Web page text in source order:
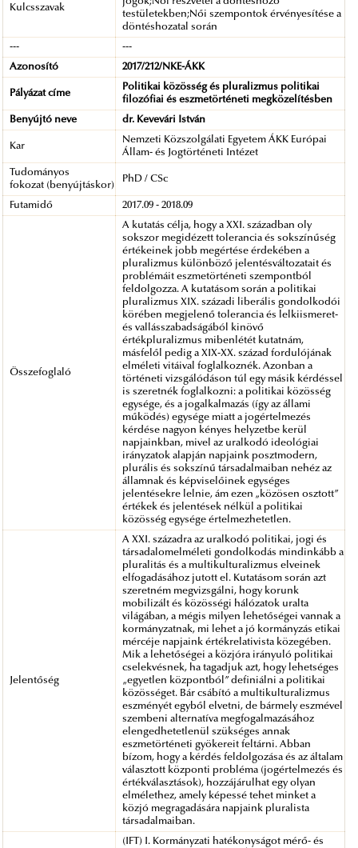
Kulcsszavak
testületekben;Női szempontok érvényesítése a
döntéshozatal során
--- ---
Azonosító 2017/212/NKE-ÁKK
Pályázat címe
Politikai közösség és pluralizmus politikai
filozófiai és eszmetörténeti megközelítésben
Benyújtó neve dr. Kevevári István
Kar
Nemzeti Közszolgálati Egyetem ÁKK Európai
Állam- és Jogtörténeti Intézet
Tudományos
fokozat (benyújtáskor)
PhD / CSc
Futamidő 2017.09 - 2018.09
Összefoglaló
A kutatás célja, hogy a XXI. században oly
sokszor megidézett tolerancia és sokszínűség
értékeinek jobb megértése érdekében a
pluralizmus különböző jelentésváltozatait és
problémáit eszmetörténeti szempontból
feldolgozza. A kutatásom során a politikai
pluralizmus XIX. századi liberális gondolkodói
körében megjelenő tolerancia és lelkiismeret-
és vallásszabadságából kinövő
értékpluralizmus mibenlétét kutatnám,
másfelől pedig a XIX-XX. század fordulójának
elméleti vitáival foglalkoznék. Azonban a
történeti vizsgálódáson túl egy másik kérdéssel
is szeretnék foglalkozni: a politikai közösség
egysége, és a jogalkalmazás (így az állami
működés) egysége miatt a jogértelmezés
kérdése nagyon kényes helyzetbe kerül
napjainkban, mivel az uralkodó ideológiai
irányzatok alapján napjaink posztmodern,
plurális és sokszínű társadalmaiban nehéz az
államnak és képviselőinek egységes
jelentésekre lelnie, ám ezen „közösen osztott”
értékek és jelentések nélkül a politikai
közösség egysége értelmezhetetlen.
Jelentőség
A XXI. századra az uralkodó politikai, jogi és
társadalomelméleti gondolkodás mindinkább a
pluralitás és a multikulturalizmus elveinek
elfogadásához jutott el. Kutatásom során azt
szeretném megvizsgálni, hogy korunk
mobilizált és közösségi hálózatok uralta
világában, a mégis milyen lehetőségei vannak a
kormányzatnak, mi lehet a jó kormányzás etikai
mércéje napjaink értékrelativista közegében.
Mik a lehetőségei a közjóra irányuló politikai
cselekvésnek, ha tagadjuk azt, hogy lehetséges
„egyetlen központból” definiálni a politikai
közösséget. Bár csábító a multikulturalizmus
eszményét egyből elvetni, de bármely eszmével
szembeni alternatíva megfogalmazásához
elengedhetetlenül szükséges annak
eszmetörténeti gyökereit feltárni. Abban
bízom, hogy a kérdés feldolgozása és az általam
választott központi probléma (jogértelmezés és
értékválasztások), hozzájárulhat egy olyan
elmélethez, amely képessé tehet minket a
közjó megragadására napjaink pluralista
társadalmaiban.
(IFT) I. Kormányzati hatékonyságot mérő- és